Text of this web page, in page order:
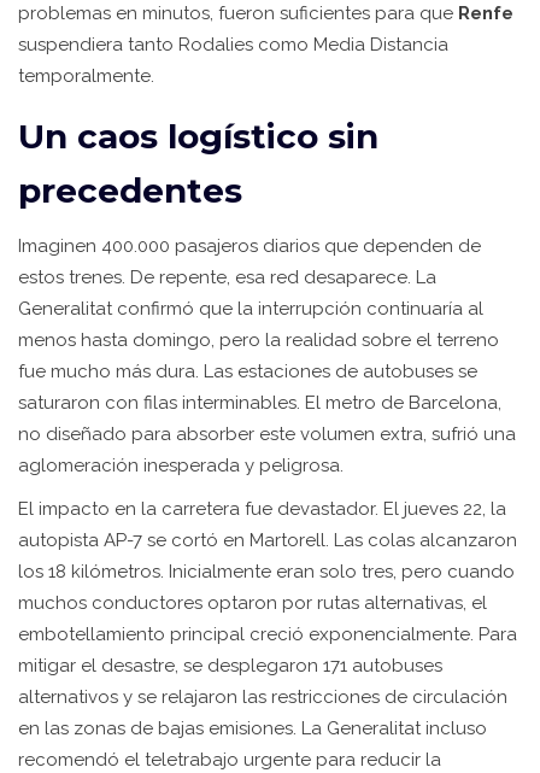
problemas en minutos, fueron suficientes para que Renfe
suspendiera tanto Rodalies como Media Distancia
temporalmente.
Un caos logístico sin
precedentes
Imaginen 400.000 pasajeros diarios que dependen de
estos trenes. De repente, esa red desaparece. La
Generalitat confirmó que la interrupción continuaría al
menos hasta domingo, pero la realidad sobre el terreno
fue mucho más dura. Las estaciones de autobuses se
saturaron con filas interminables. El metro de Barcelona,
no diseñado para absorber este volumen extra, sufrió una
aglomeración inesperada y peligrosa.
El impacto en la carretera fue devastador. El jueves 22, la
autopista AP-7 se cortó en Martorell. Las colas alcanzaron
los 18 kilómetros. Inicialmente eran solo tres, pero cuando
muchos conductores optaron por rutas alternativas, el
embotellamiento principal creció exponencialmente. Para
mitigar el desastre, se desplegaron 171 autobuses
alternativos y se relajaron las restricciones de circulación
en las zonas de bajas emisiones. La Generalitat incluso
recomendó el teletrabajo urgente para reducir la